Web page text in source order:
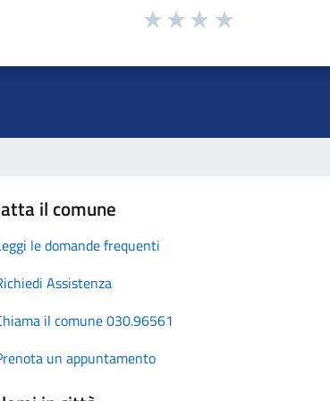
il comune
le domande frequenti
Assistenza
il comune 030.96561
un appuntamento